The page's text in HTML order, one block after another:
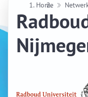
Home